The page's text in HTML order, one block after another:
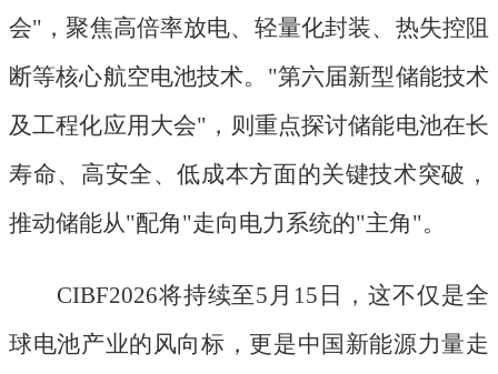
会"，聚焦高倍率放电、轻量化封装、热失控阻
断等核心航空电池技术。"第六届新型储能技术
及工程化应用大会"，则重点探讨储能电池在长
寿命、高安全、低成本方面的关键技术突破，
推动储能从"配角"走向电力系统的"主角"。
CIBF2026将持续至5月15日，这不仅是全
球电池产业的风向标，更是中国新能源力量走